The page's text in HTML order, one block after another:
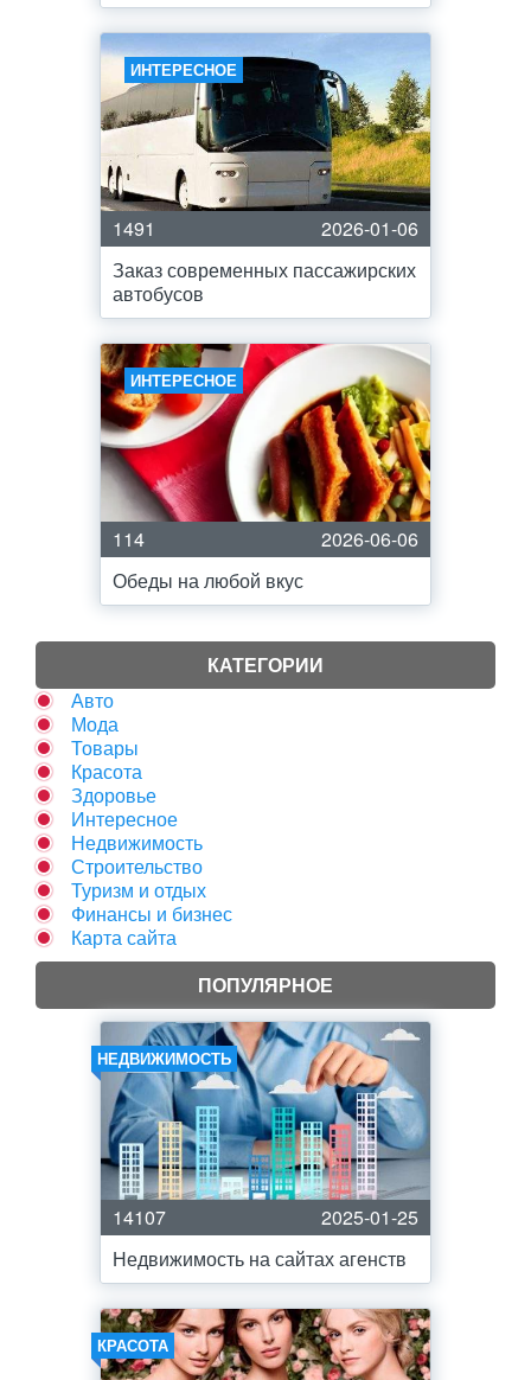
ИНТЕРЕСНОЕ
1491
2026-01-06
Заказ современных пассажирских
автобусов
ИНТЕРЕСНОЕ
114
2026-06-06
Обеды на любой вкус
КАТЕГОРИИ
Авто
Мода
Товары
Красота
Здоровье
Интересное
Недвижимость
Строительство
Туризм и отдых
Финансы и бизнес
Карта сайта
ПОПУЛЯРНОЕ
НЕДВИЖИМОСТЬ
14107
2025-01-25
Недвижимость на сайтах агенств
КРАСОТА